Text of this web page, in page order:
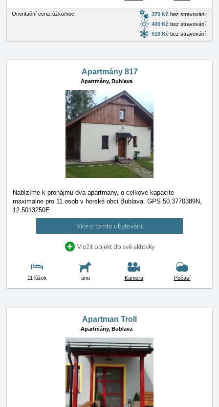
Orientační cena lůžko/noc: 370 Kč bez stravování
400 Kč bez stravování
510 Kč bez stravování
Apartmány 817
Apartmány, Bublava
Nabízíme k pronájmu dva apartmany, o celkove kapacite
maximalne pro 11 osob v horské obci Bublava. GPS 50.3770389N,
12.5013250E
Více o tomto ubytování
Vložit objekt do své aktovky
11 lůžek ano Kamera Počasí
Apartman Troll
Apartmány, Bublava